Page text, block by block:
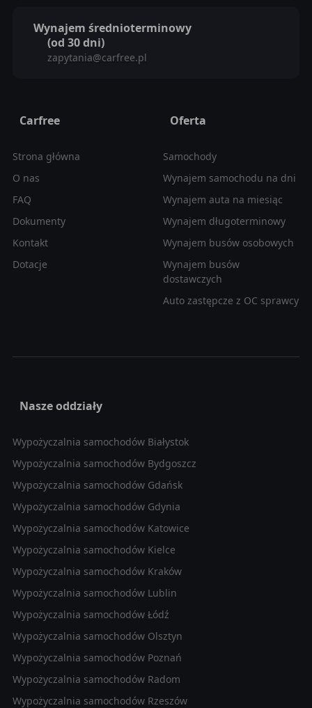
Wynajem średnioterminowy
(od 30 dni)
zapytania@carfree.pl
Carfree
Strona główna
O nas
FAQ
Dokumenty
Kontakt
Dotacje
Oferta
Samochody
Wynajem samochodu na dni
Wynajem auta na miesiąc
Wynajem długoterminowy
Wynajem busów osobowych
Wynajem busów
dostawczych
Auto zastępcze z OC sprawcy
Nasze oddziały
Wypożyczalnia samochodów Białystok
Wypożyczalnia samochodów Bydgoszcz
Wypożyczalnia samochodów Gdańsk
Wypożyczalnia samochodów Gdynia
Wypożyczalnia samochodów Katowice
Wypożyczalnia samochodów Kielce
Wypożyczalnia samochodów Kraków
Wypożyczalnia samochodów Lublin
Wypożyczalnia samochodów Łódź
Wypożyczalnia samochodów Olsztyn
Wypożyczalnia samochodów Poznań
Wypożyczalnia samochodów Radom
Wypożyczalnia samochodów Rzeszów